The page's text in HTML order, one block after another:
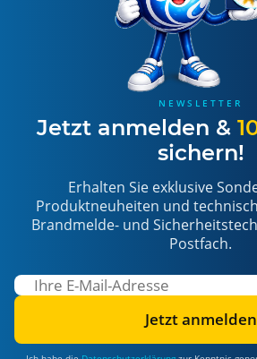
NEWSLETTER
Jetzt anmelden &
sichern!
Erhalten Sie exklusive
Produktneuheiten und
Brandmelde- und
Postfach.
Jetzt anmelden